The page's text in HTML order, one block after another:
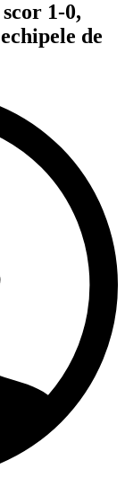
1-0,
de